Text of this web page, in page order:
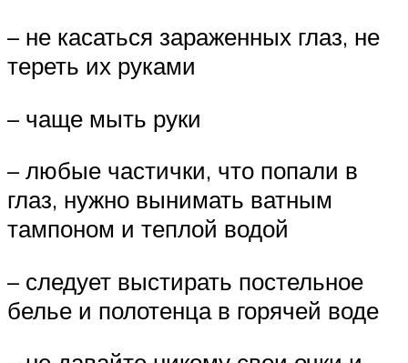
– не касаться зараженных глаз, не
тереть их руками
– чаще мыть руки
– любые частички, что попали в
глаз, нужно вынимать ватным
тампоном и теплой водой
– следует выстирать постельное
белье и полотенца в горячей воде